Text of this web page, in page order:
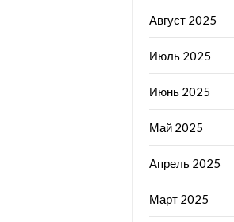
Август 2025
Июль 2025
Июнь 2025
Май 2025
Апрель 2025
Март 2025